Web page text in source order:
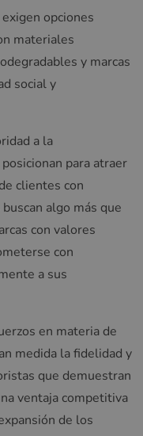
opciones
materiales
y marcas
social y
a la
para atraer
clientes con
algo más que
con valores
con
a sus
en materia de
medida la fidelidad y
que demuestran
ventaja competitiva
de los